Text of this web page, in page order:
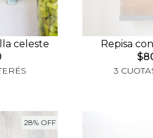
celeste
Repisa
3
28% OFF